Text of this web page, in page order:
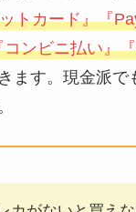
トカード』『
ンビニ払い』
ます。現金派で